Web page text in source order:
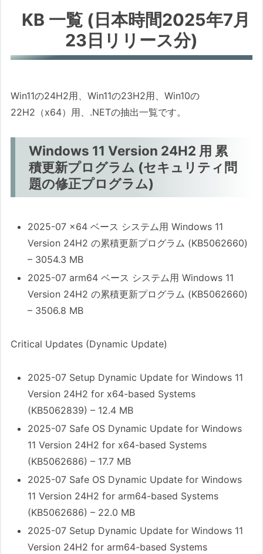
変更点の詳細
ユーザーへの影響と懸念
ブラックスクリーン表示の「ポーズ」
トラブルシューティングのヒント
1. Q: セキュアブート証明書の有効期限が
切れるとどうなりますか？
2. Q: セキュアブートを無効にしている場
合や、TPM/セキュアブートを回避して
りますか？
3. Q: 今回（2025年7月第4週）のプレビ
ューアップデートはすぐに適用すべきです
か？
4. Q: Windows 11 24H2でブルースクリー
ン（BSoD）がブラックスクリーンに変わ
5. Q: Windows 10のサポート終了につい
6. Q: アップデート後にPCの動作がおかし
くなりました。どうすればよいですか？
7. Q: .NET Frameworkの更新は必要です
か？
8. Q: Windows 11 24H2への自動アップグ
レードを避けたいのですが？
最後に
記事へのご質問やフィードバックについて
この記事中の広告リンクについて
KB 一覧 (日本時間2025年7月
23日リリース分)
Win11の24H2用、Win11の23H2用、Win10の
22H2（x64）用、.NETの抽出一覧です。
Windows 11 Version 24H2 用 累
積更新プログラム (セキュリティ問
題の修正プログラム)
2025-07 x64 ベース システム用 Windows 11
Version 24H2 の累積更新プログラム (KB5062660)
– 3054.3 MB
2025-07 arm64 ベース システム用 Windows 11
Version 24H2 の累積更新プログラム (KB5062660)
– 3506.8 MB
Critical Updates (Dynamic Update)
2025-07 Setup Dynamic Update for Windows 11
Version 24H2 for x64-based Systems
(KB5062839) – 12.4 MB
2025-07 Safe OS Dynamic Update for Windows
11 Version 24H2 for x64-based Systems
(KB5062686) – 17.7 MB
2025-07 Safe OS Dynamic Update for Windows
11 Version 24H2 for arm64-based Systems
(KB5062686) – 22.0 MB
2025-07 Setup Dynamic Update for Windows 11
Version 24H2 for arm64-based Systems